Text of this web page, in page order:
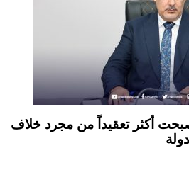
أكثر تعقيداً من مجرد خلاف